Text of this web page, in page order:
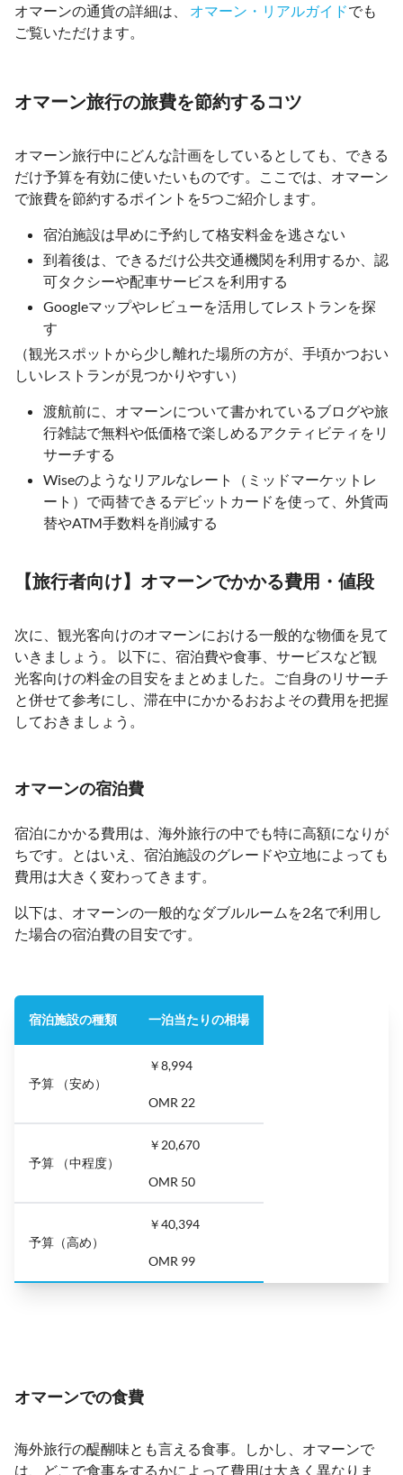
オマーンの通貨の詳細は、 オマーン・リアルガイドでも
ご覧いただけます。
オマーン旅行の旅費を節約するコツ
オマーン旅行中にどんな計画をしているとしても、できる
だけ予算を有効に使いたいものです。ここでは、オマーン
で旅費を節約するポイントを5つご紹介します。
宿泊施設は早めに予約して格安料金を逃さない
到着後は、できるだけ公共交通機関を利用するか、認
可タクシーや配車サービスを利用する
Googleマップやレビューを活用してレストランを探
す
（観光スポットから少し離れた場所の方が、手頃かつおい
しいレストランが見つかりやすい）
渡航前に、オマーンについて書かれているブログや旅
行雑誌で無料や低価格で楽しめるアクティビティをリ
サーチする
Wiseのようなリアルなレート（ミッドマーケットレ
ート）で両替できるデビットカードを使って、外貨両
替やATM手数料を削減する
【旅行者向け】オマーンでかかる費用・値段
次に、観光客向けのオマーンにおける一般的な物価を見て
いきましょう。 以下に、宿泊費や食事、サービスなど観
光客向けの料金の目安をまとめました。ご自身のリサーチ
と併せて参考にし、滞在中にかかるおおよその費用を把握
しておきましょう。
オマーンの宿泊費
宿泊にかかる費用は、海外旅行の中でも特に高額になりが
ちです。とはいえ、宿泊施設のグレードや立地によっても
費用は大きく変わってきます。
以下は、オマーンの一般的なダブルルームを2名で利用し
た場合の宿泊費の目安です。
宿泊施設の種類 一泊当たりの相場
予算 （安め）
￥8,994
OMR 22
予算 （中程度）
￥20,670
OMR 50
予算（高め）
￥40,394
OMR 99
オマーンでの食費
海外旅行の醍醐味とも言える食事。しかし、オマーンで
は、どこで食事をするかによって費用は大きく異なりま